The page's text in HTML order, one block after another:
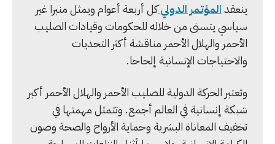
ينعقدالمؤتمر الدوليكل أربعة أعوام ويمثل منبرا غير
سياسي يتسنى من خلاله للحكومات وقيادات الصليب
الأحمر والهلال الأحمر مناقشة أكثر التحديات
والاحتياجات الإنسانية إلحاحا.
وتعتبر الحركة الدولية للصليب الأحمر والهلال الأحمر أكبر
شبكة إنسانية في العالم أجمع. وتتمثل مهمتها في
تخفيف المعاناة البشرية وحماية الأرواح والصحة وصون